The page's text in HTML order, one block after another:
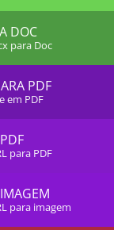
DOC
para Doc
PDF
em PDF
para PDF
para imagem